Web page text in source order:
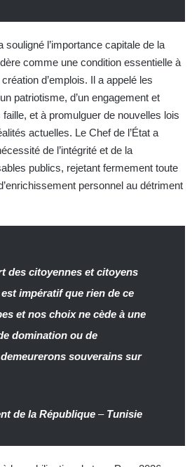
l’importance capitale de la
comme une condition essentielle à
d’emplois. Il a appelé les
patriotisme, d’un engagement et
faille, et à promulguer de nouvelles lois
actuelles. Le Chef de l’État a
de l’intégrité et de la
publics, rejetant fermement toute
personnel au détriment
des citoyennes et citoyens
impératif que rien de ce
et nos choix ne cède à une
domination ou de
souverains sur
de la République– Tunisie